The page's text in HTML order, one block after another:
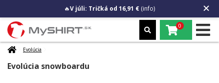
🔥V júli: Tričká od 16,91 € (info)
0
Evolúcia
Evolúcia snowboardu